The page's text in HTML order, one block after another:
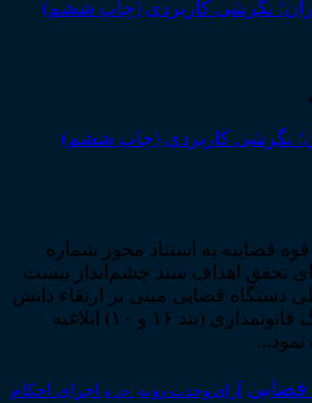
نگرشی کاربردی (چاپ ششم)
قضاییه به استناد مجوز شماره
۱۳۸۰ در راستای تحقق اهداف سند چشم‌انداز بیست
قضایی مبنی بر ارتقاء دانش
حقوقی جامعه و ترویج فرهنگ قانونمداری (بند ۱۶ و ۱۰) ابلاغیه
قضایی آرای وحدت رویه اجاره اجرای احکام